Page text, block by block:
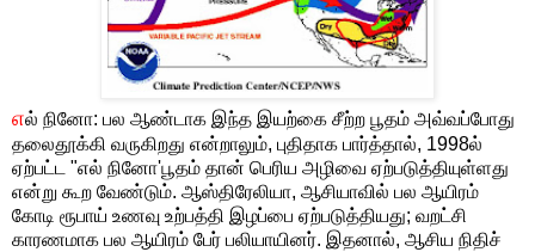
எல் நினோ: பல ஆண்டாக இந்த இயற்கை சீற்ற பூதம் அவ்வப்போது
தலைதூக்கி வருகிறது என்றாலும், புதிதாக பார்த்தால், 1998ல்
ஏற்பட்ட "எல் நினோ'பூதம் தான் பெரிய அழிவை ஏற்படுத்தியுள்ளது
என்று கூற வேண்டும். ஆஸ்திரேலியா, ஆசியாவில் பல ஆயிரம்
கோடி ரூபாய் உணவு உற்பத்தி இழப்பை ஏற்படுத்தியது; வறட்சி
காரணமாக பல ஆயிரம் பேர் பலியாயினர். இதனால், ஆசிய நிதிச்